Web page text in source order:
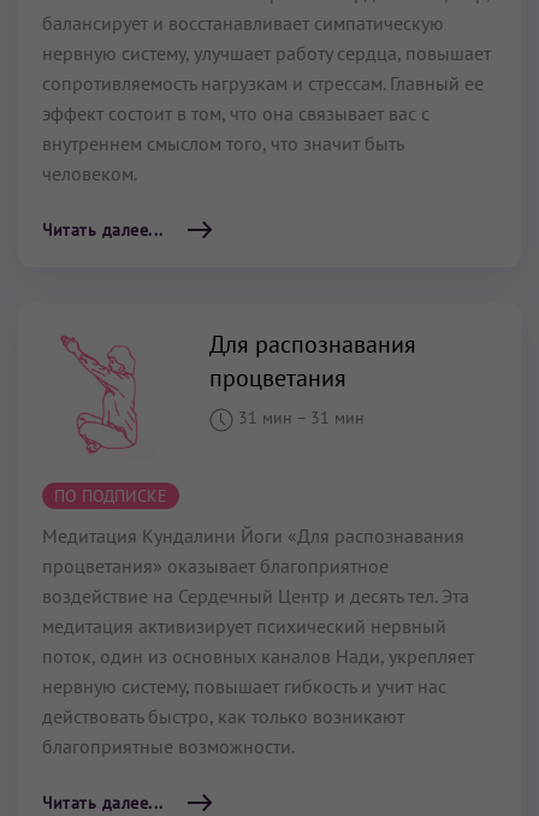
балансирует и восстанавливает симпатическую
нервную систему, улучшает работу сердца, повышает
сопротивляемость нагрузкам и стрессам. Главный ее
эффект состоит в том, что она связывает вас с
внутреннем смыслом того, что значит быть
человеком.
Читать далее...
Для распознавания
процветания
31 мин – 31 мин
ПО ПОДПИСКЕ
Медитация Кундалини Йоги «Для распознавания
процветания» оказывает благоприятное
воздействие на Сердечный Центр и десять тел. Эта
медитация активизирует психический нервный
поток, один из основных каналов Нади, укрепляет
нервную систему, повышает гибкость и учит нас
действовать быстро, как только возникают
благоприятные возможности.
Читать далее...